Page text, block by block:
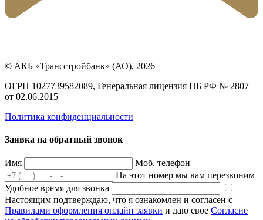
© АКБ «Трансстройбанк» (АО), 2026
ОГРН 1027739582089, Генеральная лицензия ЦБ РФ № 2807
от 02.06.2015
Политика конфиденциальности
Заявка на обратный звонок
Имя
Моб. телефон
На этот номер мы вам перезвоним
Удобное время для звонка
Настоящим подтверждаю, что я ознакомлен и согласен с
Правилами оформления онлайн заявки и даю свое Согласие